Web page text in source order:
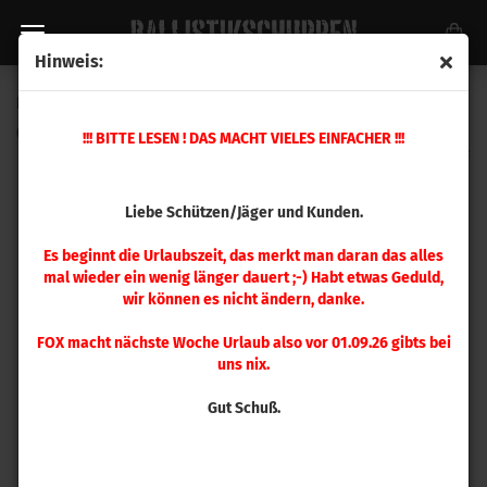
Hinweis:
!!! BITTE LESEN ! DAS MACHT VIELES EINFACHER !!!
Liebe Schützen/Jäger und Kunden.
Es beginnt die Urlaubszeit, das merkt man daran das alles
mal wieder ein wenig länger dauert ;-) Habt etwas Geduld,
wir können es nicht ändern, danke.
FOX macht nächste Woche Urlaub also vor 01.09.26 gibts bei
uns nix.
Gut Schuß.
380705)